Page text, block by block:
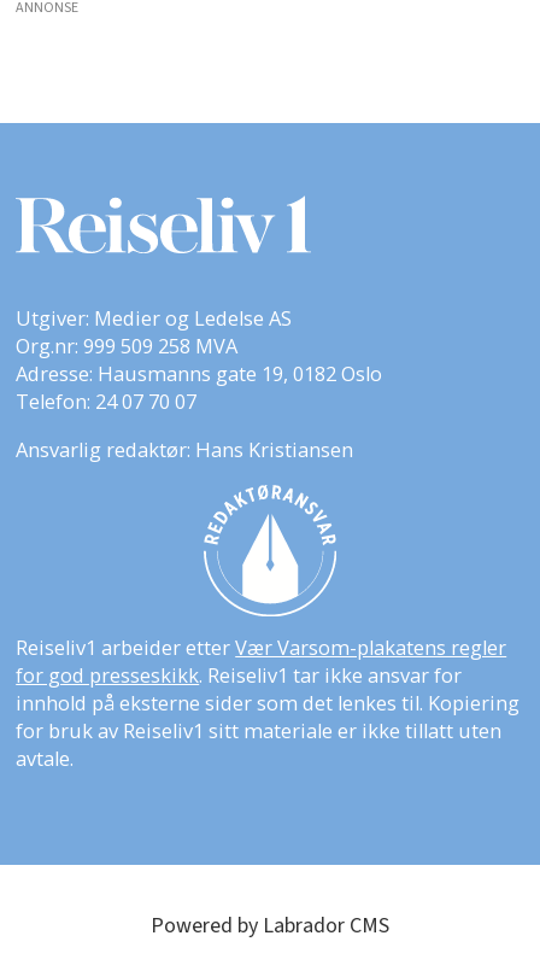
ANNONSE
Utgiver: Medier og Ledelse AS
Org.nr: 999 509 258 MVA
Adresse: Hausmanns gate 19, 0182 Oslo
Telefon: 24 07 70 07
Ansvarlig redaktør: Hans Kristiansen
Reiseliv1 arbeider etterVær Varsom-plakatens regler
for god presseskikk. Reiseliv1 tar ikke ansvar for
innhold på eksterne sider som det lenkes til. Kopiering
for bruk av Reiseliv1 sitt materiale er ikke tillatt uten
avtale.
Powered by Labrador CMS